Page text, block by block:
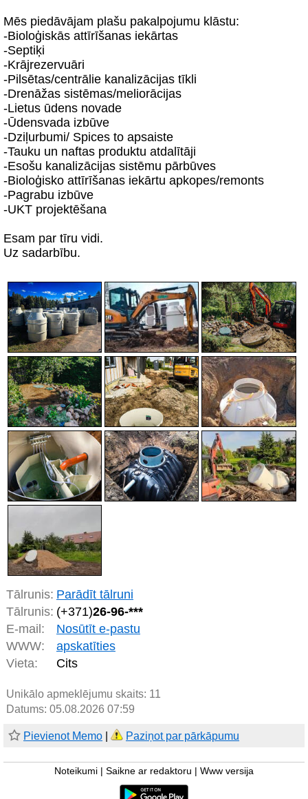
Mēs piedāvājam plašu pakalpojumu klāstu:
-Bioloģiskās attīrīšanas iekārtas
-Septiķi
-Krājrezervuāri
-Pilsētas/centrālie kanalizācijas tīkli
-Drenāžas sistēmas/meliorācijas
-Lietus ūdens novade
-Ūdensvada izbūve
-Dziļurbumi/ Spices to apsaiste
-Tauku un naftas produktu atdalītāji
-Esošu kanalizācijas sistēmu pārbūves
-Bioloģisko attīrīšanas iekārtu apkopes/remonts
-Pagrabu izbūve
-UKT projektēšana
Esam par tīru vidi.
Uz sadarbību.
Tālrunis: Parādīt tālruni
Tālrunis: (+371)26-96-***
E-mail:
Nosūtīt e-pastu
WWW:
apskatīties
Vieta:
Cits
Unikālo apmeklējumu skaits: 11
Datums: 05.08.2026 07:59
Pievienot Memo Paziņot par pārkāpumu
Noteikumi Saikne ar redaktoru Www versija